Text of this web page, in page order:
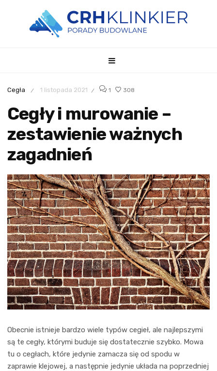
Cegła / 1 listopada 2021 / 1 308
Cegły i murowanie –
zestawienie ważnych
zagadnień
Obecnie istnieje bardzo wiele typów cegieł, ale najlepszymi
są te cegły, którymi buduje się dostatecznie szybko. Mowa
tu o cegłach, które jedynie zamacza się od spodu w
zaprawie klejowej, a następnie jedynie układa na poprzedniej